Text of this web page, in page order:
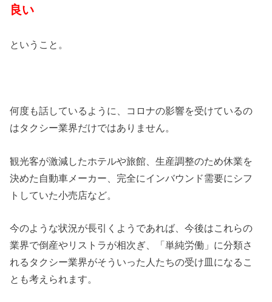
良い
ということ。
何度も話しているように、コロナの影響を受けているの
はタクシー業界だけではありません。
観光客が激減したホテルや旅館、生産調整のため休業を
決めた自動車メーカー、完全にインバウンド需要にシフ
トしていた小売店など。
今のような状況が長引くようであれば、今後はこれらの
業界で倒産やリストラが相次ぎ、「単純労働」に分類さ
れるタクシー業界がそういった人たちの受け皿になるこ
とも考えられます。